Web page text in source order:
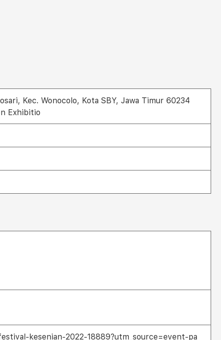
Kec. Wonocolo, Kota SBY, Jawa Timur 60234
Exhibitio
kesenian-2022-18889?utm_source=event-pa